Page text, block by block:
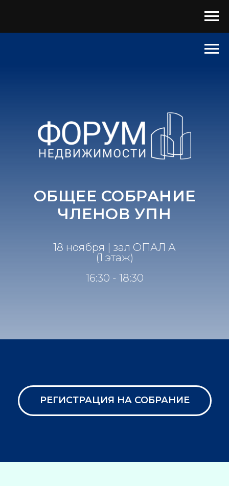
ОБЩЕЕ СОБРАНИЕ
ЧЛЕНОВ УПН
18 ноября | зал ОПАЛ А
(1 этаж)
16:30 - 18:30
РЕГИСТРАЦИЯ НА СОБРАНИЕ